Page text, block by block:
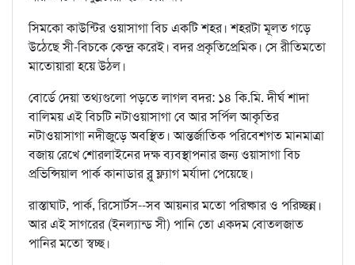
সিমকো কাউন্টির ওয়াসাগা বিচ একটি শহর। শহরটা মূলত গড়ে
উঠেছে সী-বিচকে কেন্দ্র করেই। বদর প্রকৃতিপ্রেমিক। সে রীতিমতো
মাতোয়ারা হয়ে উঠল।
বোর্ডে দেয়া তথ্যগুলো পড়তে লাগল বদর: ১৪ কি.মি. দীর্ঘ শাদা
বালিময় এই বিচটি নটাওয়াসাগা বে আর সর্পিল আকৃতির
নটাওয়াসাগা নদীজুড়ে অবস্থিত। আন্তর্জাতিক পরিবেশগত মানমাত্রা
বজায় রেখে শোরলাইনের দক্ষ ব্যবস্থাপনার জন্য ওয়াসাগা বিচ
প্রভিন্সিয়াল পার্ক কানাডার ব্লু ফ্ল্যাগ মর্যাদা পেয়েছে।
রাস্তাঘাট, পার্ক, রিসোর্টস--সব আয়নার মতো পরিষ্কার ও পরিচ্ছন্ন।
আর এই সাগরের (ইনল্যান্ড সী) পানি তো একদম বোতলজাত
পানির মতো স্বচ্ছ।